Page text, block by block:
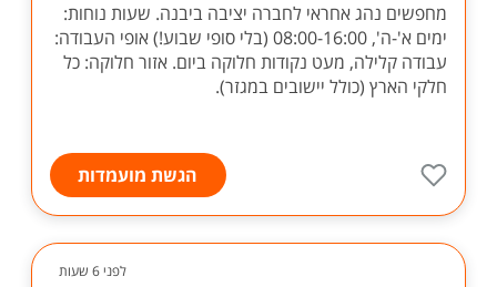
מחפשים נהג אחראי לחברה יציבה ביבנה. שעות נוחות:
ימים א'-ה', 08:00-16:00 (בלי סופי שבוע!) אופי העבודה:
עבודה קלילה, מעט נקודות חלוקה ביום. אזור חלוקה: כל
חלקי הארץ (כולל יישובים במגזר).
הגשת מועמדות
לפני 6 שעות